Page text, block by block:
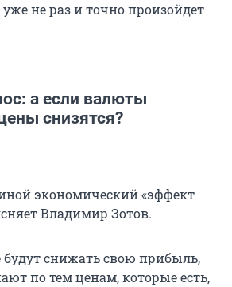
не раз и точно произойдет
а если валюты
снизятся?
экономический «эффект
Владимир Зотов.
снижать свою прибыль,
по тем ценам, которые есть,